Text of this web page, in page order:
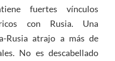
fuertes vínculos
con Rusia. Una
Rusia atrajo a más de
No es descabellado